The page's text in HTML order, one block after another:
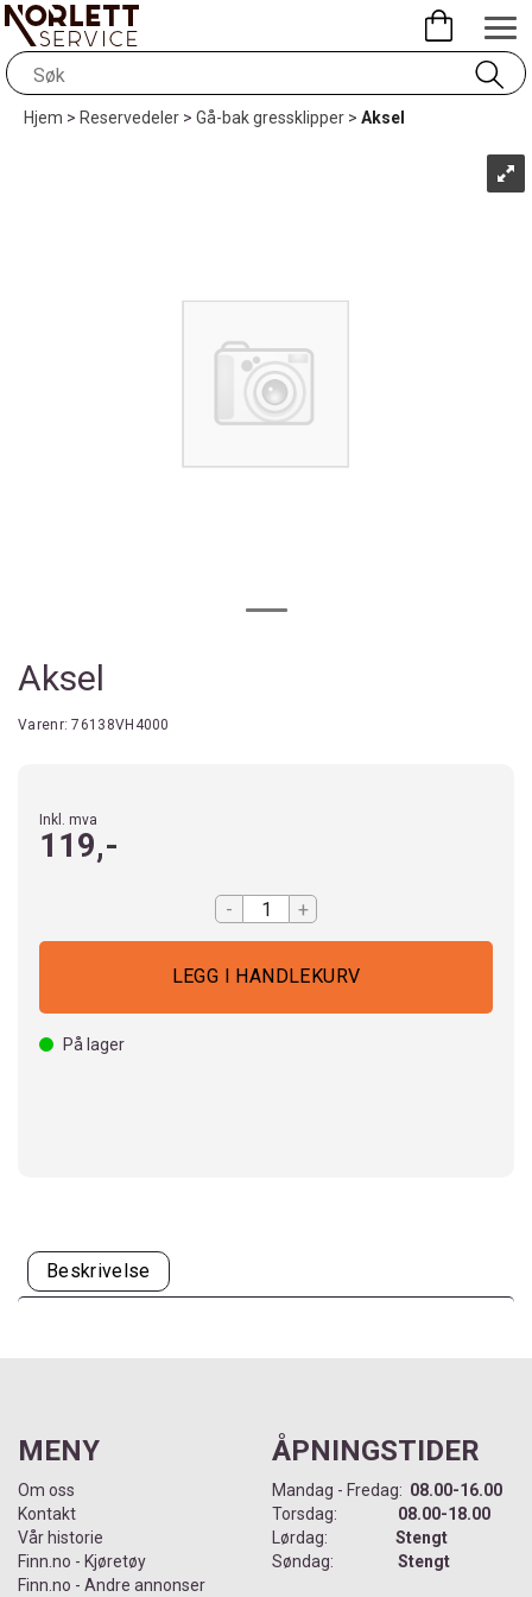
Hjem>Reservedeler>Gå-bak gressklipper>Aksel
Aksel
Varenr:76138VH4000
Inkl. mva
119,-
- +
På lager
Beskrivelse
MENY
Om oss
Kontakt
Vår historie
Finn.no - Kjøretøy
Finn.no - Andre annonser
ÅPNINGSTIDER
Mandag - Fredag: 08.00-16.00
Torsdag: 08.00-18.00
Lørdag: Stengt
Søndag: Stengt